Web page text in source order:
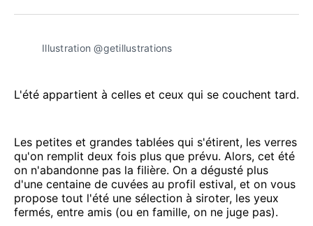
Facebook
Pinterest
LinkedInWhatsApp
Courriel
Illustration @getillustrations
L'été appartient à celles et ceux qui se couchent tard.
Les petites et grandes tablées qui s'étirent, les verres
qu'on remplit deux fois plus que prévu. Alors, cet été
on n'abandonne pas la filière. On a dégusté plus
d'une centaine de cuvées au profil estival, et on vous
propose tout l'été une sélection à siroter, les yeux
fermés, entre amis (ou en famille, on ne juge pas).